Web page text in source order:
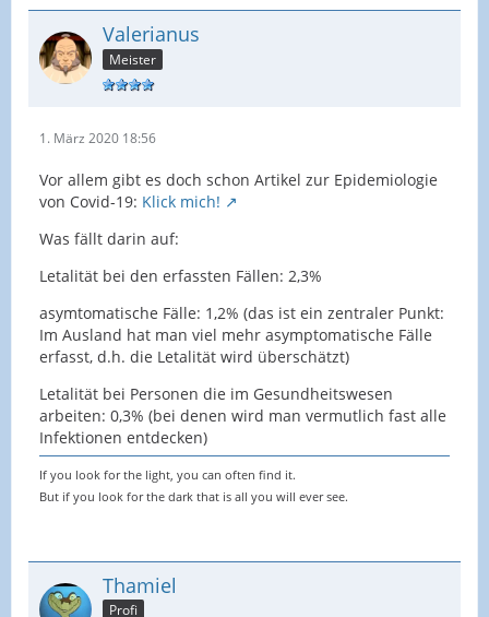
Valerianus
Meister
1. März 2020 18:56
Vor allem gibt es doch schon Artikel zur Epidemiologie
von Covid-19: Klick mich!
Was fällt darin auf:
Letalität bei den erfassten Fällen: 2,3%
asymtomatische Fälle: 1,2% (das ist ein zentraler Punkt:
Im Ausland hat man viel mehr asymptomatische Fälle
erfasst, d.h. die Letalität wird überschätzt)
Letalität bei Personen die im Gesundheitswesen
arbeiten: 0,3% (bei denen wird man vermutlich fast alle
Infektionen entdecken)
If you look for the light, you can often find it.
But if you look for the dark that is all you will ever see.
Thamiel
Profi